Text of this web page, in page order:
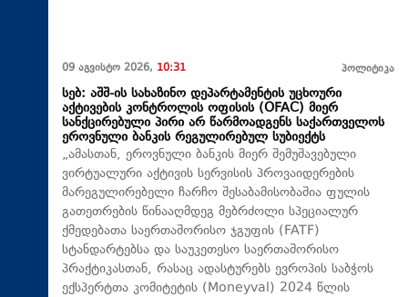
09 აგვისტო 2026, 10:31 პოლიტიკა
სებ: აშშ-ის სახაზინო დეპარტამენტის უცხოური
აქტივების კონტროლის ოფისის (OFAC) მიერ
სანქცირებული პირი არ წარმოადგენს საქართველოს
ეროვნული ბანკის რეგულირებულ სუბიექტს
„ამასთან, ეროვნული ბანკის მიერ შემუშავებული
ვირტუალური აქტივის სერვისის პროვაიდერების
მარეგულირებელი ჩარჩო შესაბამისობაშია ფულის
გათეთრების წინააღმდეგ მებრძოლი სპეციალურ
ქმედებათა საერთაშორისო ჯგუფის (FATF)
სტანდარტებსა და საუკეთესო საერთაშორისო
პრაქტიკასთან, რასაც ადასტურებს ევროპის საბჭოს
ექსპერტთა კომიტეტის (Moneyval) 2024 წლის